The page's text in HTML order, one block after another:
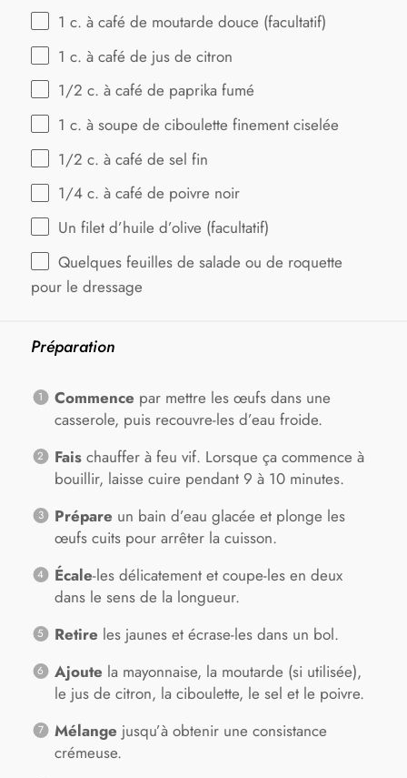
1 c. à café de moutarde douce (facultatif)
1 c. à café de jus de citron
1/2 c. à café de paprika fumé
1 c. à soupe de ciboulette finement ciselée
1/2 c. à café de sel fin
1/4 c. à café de poivre noir
Un filet d’huile d’olive (facultatif)
Quelques feuilles de salade ou de roquette
pour le dressage
Préparation
Commence par mettre les œufs dans une
casserole, puis recouvre-les d’eau froide.
Faischauffer à feu vif. Lorsque ça commence à
bouillir, laisse cuire pendant 9 à 10 minutes.
Prépare un bain d’eau glacée et plonge les
œufs cuits pour arrêter la cuisson.
Écale-les délicatement et coupe-les en deux
dans le sens de la longueur.
Retire les jaunes et écrase-les dans un bol.
Ajoute la mayonnaise, la moutarde (si utilisée),
le jus de citron, la ciboulette, le sel et le poivre.
Mélange jusqu’à obtenir une consistance
crémeuse.